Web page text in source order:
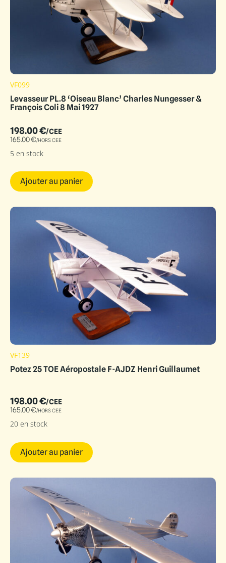
VF099
Levasseur PL.8 ‘Oiseau Blanc’ Charles Nungesser &
François Coli 8 Mai 1927
198.00€/CEE
165.00€/HORS CEE
5 en stock
Ajouter au panier
VF139
Potez 25 TOE Aéropostale F-AJDZ Henri Guillaumet
198.00€/CEE
165.00€/HORS CEE
20 en stock
Ajouter au panier